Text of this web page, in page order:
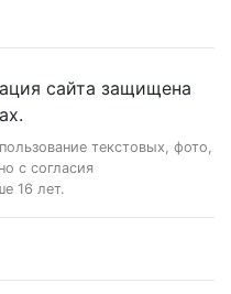
сайта защищена
текстовых, фото,
с согласия
16 лет.